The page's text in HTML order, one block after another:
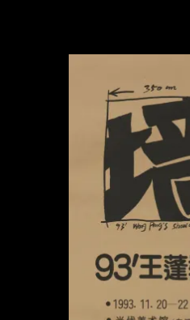
M+
进一步筛选
关于M+藏品
探索世界顶级的二十